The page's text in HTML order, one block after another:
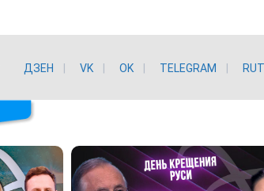
ДЗЕН VK ОK TELEGRAM